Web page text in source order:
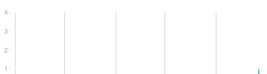
1
2
3
4